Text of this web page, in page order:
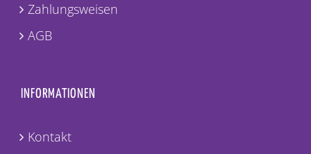
Zahlungsweisen
AGB
INFORMATIONEN
Kontakt